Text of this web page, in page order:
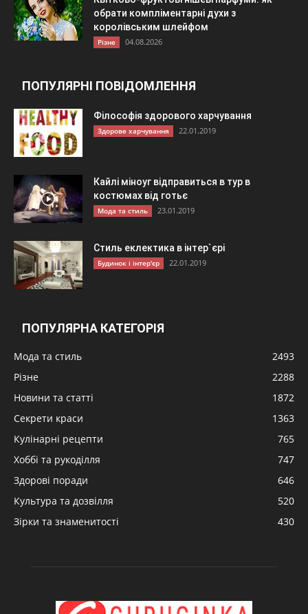
обрати компліментарні духи з
королівським шлейфом
Різне 04.08.2026
ПОПУЛЯРНІ ПОВІДОМЛЕННЯ
Філософія здорового харчування
Здорове харчування 22.01.2019
Кайлі міноуг відправиться в тур в
костюмах від готьє
Мода та стиль 23.01.2019
Стиль еклектика в інтер`єрі
Будинок і інтер'єр 22.01.2019
ПОПУЛЯРНА КАТЕГОРІЯ
Мода та стиль
2493
Різне
2288
Новини та статті
1872
Секрети краси
1363
Кулінарні рецепти
765
Хоббі та рукоділля
747
Здорові поради
646
Культура та дозвілля
520
Зірки та знаменитості
430